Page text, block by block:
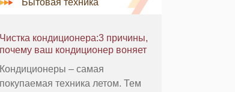
Бытовая техника
Чистка кондиционера:3 причины,
почему ваш кондиционер воняет
Кондиционеры – самая
покупаемая техника летом. Тем